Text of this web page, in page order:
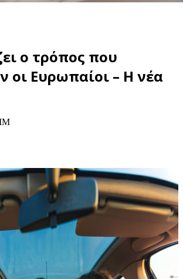
ο τρόπος που
οι Ευρωπαίοι – Η νέα